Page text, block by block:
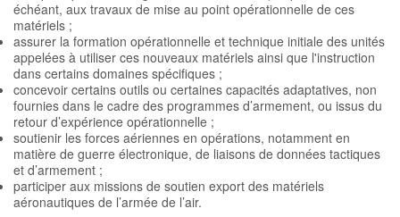
échéant, aux travaux de mise au point opérationnelle de ces
matériels ;
assurer la formation opérationnelle et technique initiale des unités
appelées à utiliser ces nouveaux matériels ainsi que l'instruction
dans certains domaines spécifiques ;
concevoir certains outils ou certaines capacités adaptatives, non
fournies dans le cadre des programmes d’armement, ou issus du
retour d’expérience opérationnelle ;
soutienir les forces aériennes en opérations, notamment en
matière de guerre électronique, de liaisons de données tactiques
et d’armement ;
participer aux missions de soutien export des matériels
aéronautiques de l’armée de l’air.